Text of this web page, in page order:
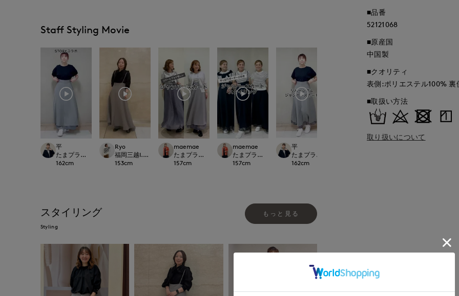
Staff Styling Movie
平
たまプラーザ東急I.T.'S.international
162cm
Ryo
福岡三越I.T.'S.international
153cm
maemae
たまプラーザ東急I.T.'S.international
157cm
maemae
たまプラーザ東急I.T.'S.international
157cm
平
たまプラーザ東急I.T.'S.international
162cm
スタイリング
Styling
もっと見る
■品番
52121068
■原産国
中国製
■クオリティ
表側:ポリエステル100%
■取扱い方法
取り扱いについて